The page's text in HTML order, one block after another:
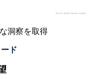
洞察を取得
ド